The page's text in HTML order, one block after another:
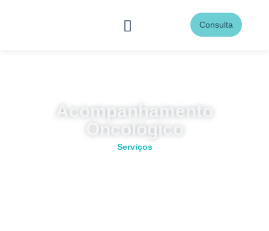
Consulta
Acompanhamento
Oncológico
Serviços